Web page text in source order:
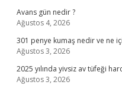
Avans gün nedir ?
Ağustos 4, 2026
301 penye kumaş nedir ve ne
Ağustos 3, 2026
2025 yılında yivsiz av tüfeği
Ağustos 3, 2026